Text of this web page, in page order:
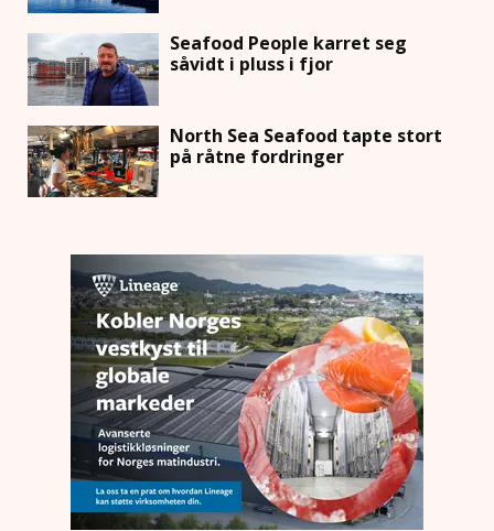
Seafood People karret seg
såvidt i pluss i fjor
North Sea Seafood tapte stort
på råtne fordringer